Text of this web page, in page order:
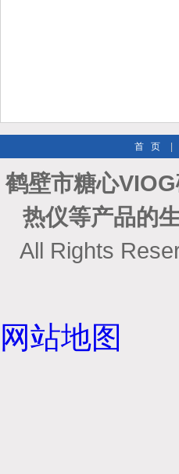
首 页
鹤壁市糖心
热仪等产品的
All Rights
网站地图